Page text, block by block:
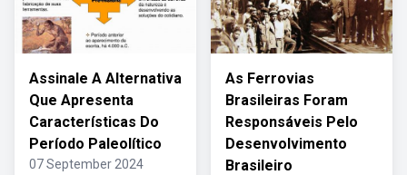
Assinale A Alternativa
Que Apresenta
Características Do
Período Paleolítico
07 September 2024
As Ferrovias
Brasileiras Foram
Responsáveis Pelo
Desenvolvimento
Brasileiro